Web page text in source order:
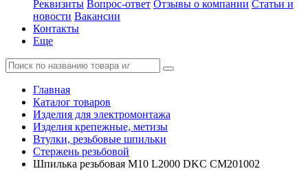
Реквизиты Вопрос-ответ Отзывы о компании Статьи и
новости Вакансии
Контакты
Еще
Главная
Каталог товаров
Изделия для электромонтажа
Изделия крепежные, метизы
Втулки, резьбовые шпильки
Стержень резьбовой
Шпилька резьбовая М10 L2000 DKC CM201002